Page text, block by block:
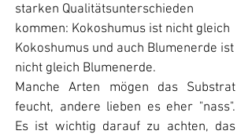
starken Qualitätsunterschieden
kommen: Kokoshumus ist nicht gleich
Kokoshumus und auch Blumenerde ist
nicht gleich Blumenerde.
Manche Arten mögen das Substrat
feucht, andere lieben es eher "nass".
Es ist wichtig darauf zu achten, das